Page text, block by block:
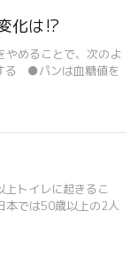
化は⁉
やめることで、次のよ
る ●パンは血糖値を
トイレに起きるこ
では50歳以上の2人